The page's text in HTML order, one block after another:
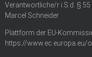
Verantwortliche/r i.S.d. § 55
Marcel Schneider
Plattform der EU-
https://www.ec.europa.eu/